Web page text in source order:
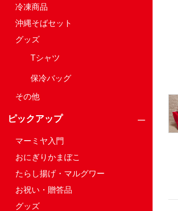
冷凍商品
沖縄そばセット
グッズ
Tシャツ
保冷バッグ
その他
ピックアップ
マーミヤ入門
おにぎりかまぼこ
たらし揚げ・マルグワー
お祝い・贈答品
グッズ